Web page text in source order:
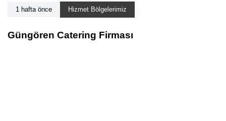
1 hafta önce Hizmet Bölgelerimiz
Güngören Catering Firması